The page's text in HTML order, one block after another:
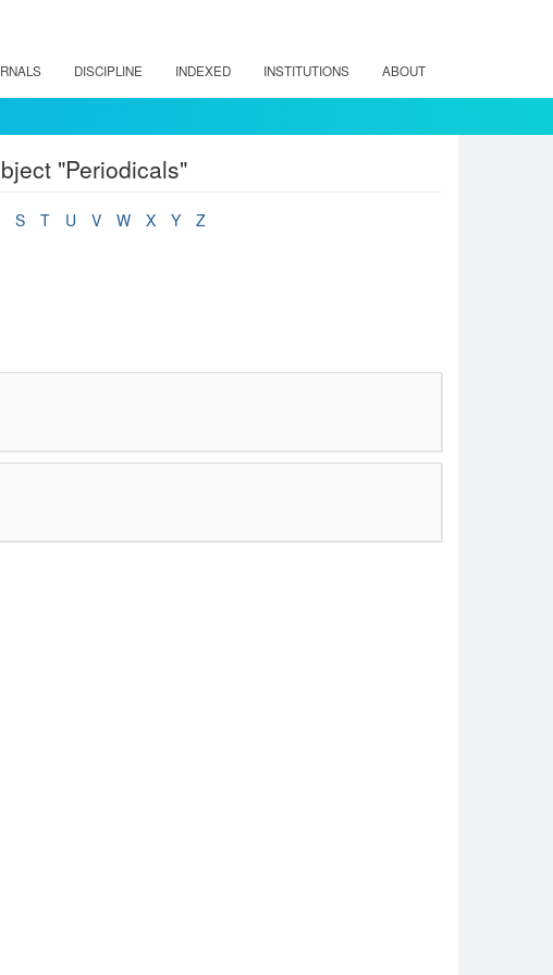
DISCIPLINE INDEXED INSTITUTIONS ABOUT
"Periodicals"
S T U V W X Y
Z